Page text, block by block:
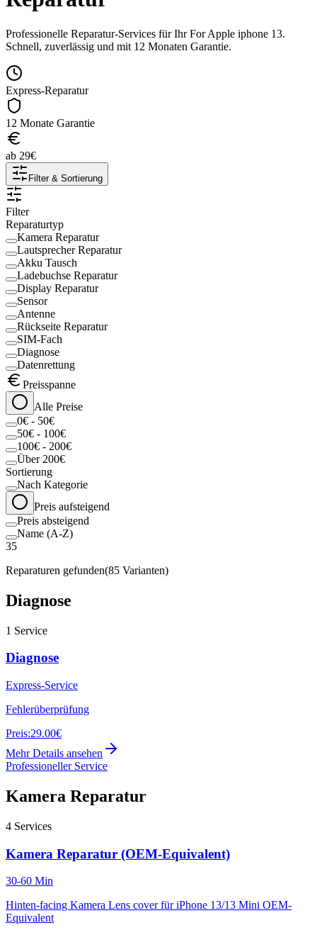
Professionelle Reparatur-Services für IhrFor Apple iphone 13.
Schnell, zuverlässig und mit 12 Monaten Garantie.
Express-Reparatur
12 Monate Garantie
ab 29€
Filter & Sortierung
Filter
Reparaturtyp
Kamera Reparatur
Lautsprecher Reparatur
Akku Tausch
Ladebuchse Reparatur
Display Reparatur
Sensor
Antenne
Rückseite Reparatur
SIM-Fach
Diagnose
Datenrettung
Preisspanne
Alle Preise
0€ - 50€
50€ - 100€
100€ - 200€
Über 200€
Sortierung
Nach Kategorie
Preis aufsteigend
Preis absteigend
Name (A-Z)
35
Reparaturen gefunden(85 Varianten)
Diagnose
1 Service
Diagnose
Express-Service
Fehlerüberprüfung
Preis:29.00€
Mehr Details ansehen
Professioneller Service
Kamera Reparatur
4 Services
Kamera Reparatur (OEM-Equivalent)
30-60 Min
Hinten-facing Kamera Lens cover für iPhone 13/13 Mini OEM-
Equivalent